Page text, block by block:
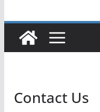
Contact Us